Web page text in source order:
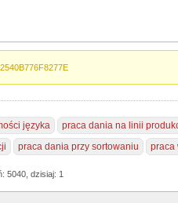
języka
praca dania na linii
praca dania przy sortowaniu praca
5040, dzisiaj: 1